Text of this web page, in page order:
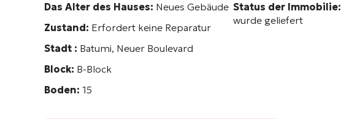
Das Alter des Hauses: Neues Gebäude
Zustand: Erfordert keine Reparatur
Stadt : Batumi, Neuer Boulevard
Block: B-Block
Boden: 15
Status der Immobilie:
wurde geliefert